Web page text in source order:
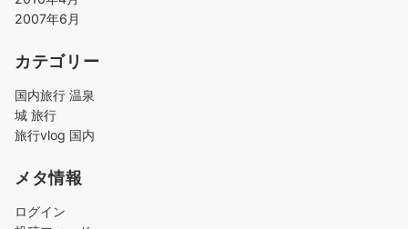
2007年6月
カテゴリー
国内旅行 温泉
城 旅行
旅行vlog 国内
メタ情報
ログイン